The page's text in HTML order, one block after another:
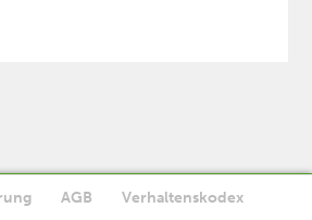
AGB
Verhaltenskodex